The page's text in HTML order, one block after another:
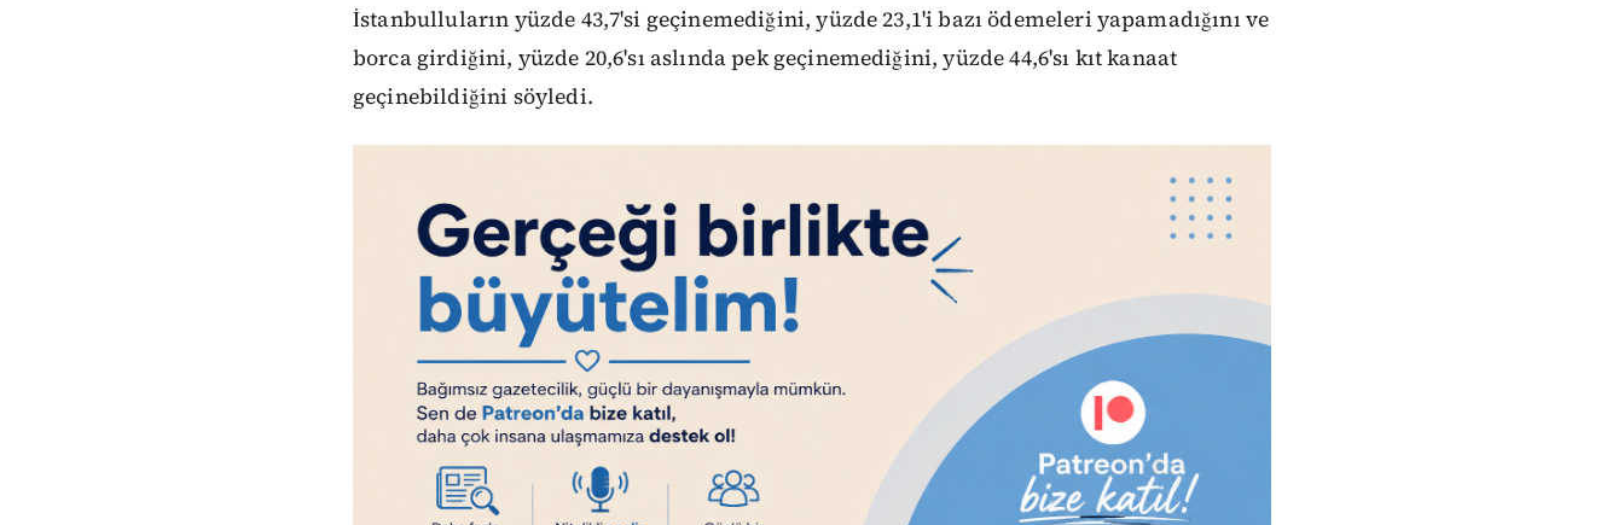
İstanbulluların yüzde 43,7'si geçinemediğini, yüzde 23,1'i bazı ödemeleri yapamadığını ve
borca girdiğini, yüzde 20,6'sı aslında pek geçinemediğini, yüzde 44,6'sı kıt kanaat
geçinebildiğini söyledi.